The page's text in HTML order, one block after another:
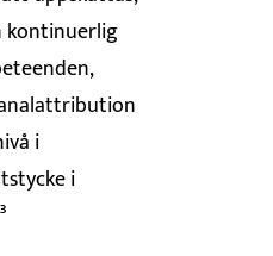
kontinuerlig
i
i